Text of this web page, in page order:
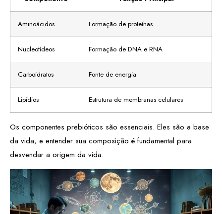
Aminoácidos Formação de proteínas
Nucleotídeos Formação de DNA e RNA
Carboidratos Fonte de energia
Lipídios Estrutura de membranas celulares
Os componentes prebióticos são essenciais. Eles são a base
da vida, e entender sua composição é fundamental para
desvendar a origem da vida.